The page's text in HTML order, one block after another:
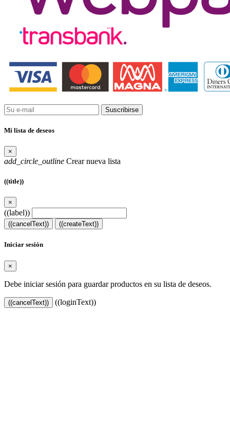
Suscribirse
Mi lista de deseos
×
add_circle_outline Crear nueva lista
((title))
×
((label))
((cancelText)) ((createText))
Iniciar sesión
×
Debe iniciar sesión para guardar productos en su lista de deseos.
((cancelText)) ((loginText))